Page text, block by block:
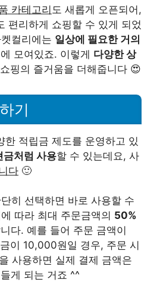
카테고리 도 새롭게 오픈되어,
편리하게 쇼핑할 수 있게 되었
컬리에는 일상에 필요한 거의
모여있죠. 이렇게 다양한 상
쇼핑의 즐거움을 더해줍니다 😍
기
한 적립금 제도를 운영하고 있
금처럼 사용할 수 있는데요, 사
다 🙂
히 선택하면 바로 사용할 수
따라 최대 주문금액의 50%
다. 예를 들어 주문 금액이
이 10,000원일 경우, 주문 시
사용하면 실제 결제 금액은
게 되는 거죠 ^^